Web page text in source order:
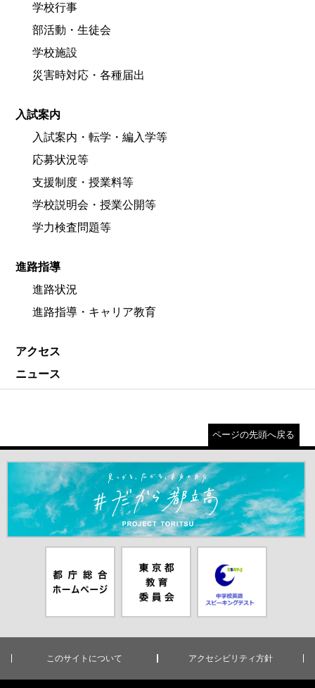
学校行事
部活動・生徒会
学校施設
災害時対応・各種届出
入試案内
入試案内・転学・編入学等
応募状況等
支援制度・授業料等
学校説明会・授業公開等
学力検査問題等
進路指導
進路状況
進路指導・キャリア教育
アクセス
ニュース
ページの先頭へ戻る
＃だから都立高（別ウインドウが開きます）
ムページ（別
ウインドウが
員会（別ウイ
ンドウが開き
ピーキングテ
スト（別ウイ
ンドウが開き
このサイトについて アクセシビリティ方針